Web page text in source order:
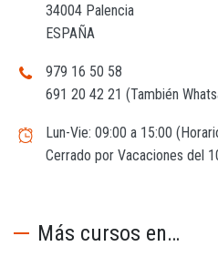
34004 Palencia
ESPAÑA
979 16 50 58
691 20 42 21 (También
Lun-Vie: 09:00 a 15:00
Cerrado por Vacaciones del
Más cursos en…